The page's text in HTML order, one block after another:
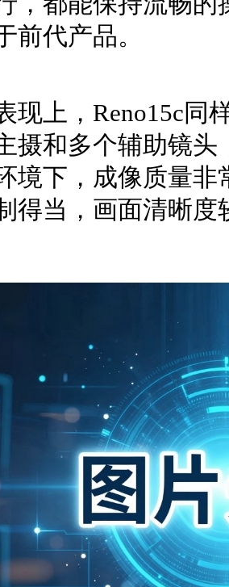
前代产品。
上，Reno15c同
摄和多个辅助镜
境下，成像质量
得当，画面清晰度